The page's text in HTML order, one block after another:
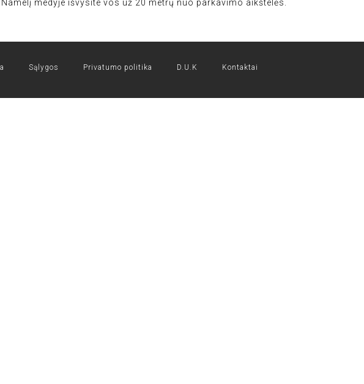
medyje išvysite vos už 20 metrų nuo parkavimo aikštelės.
Sąlygos Privatumo politika D.U.K Kontaktai